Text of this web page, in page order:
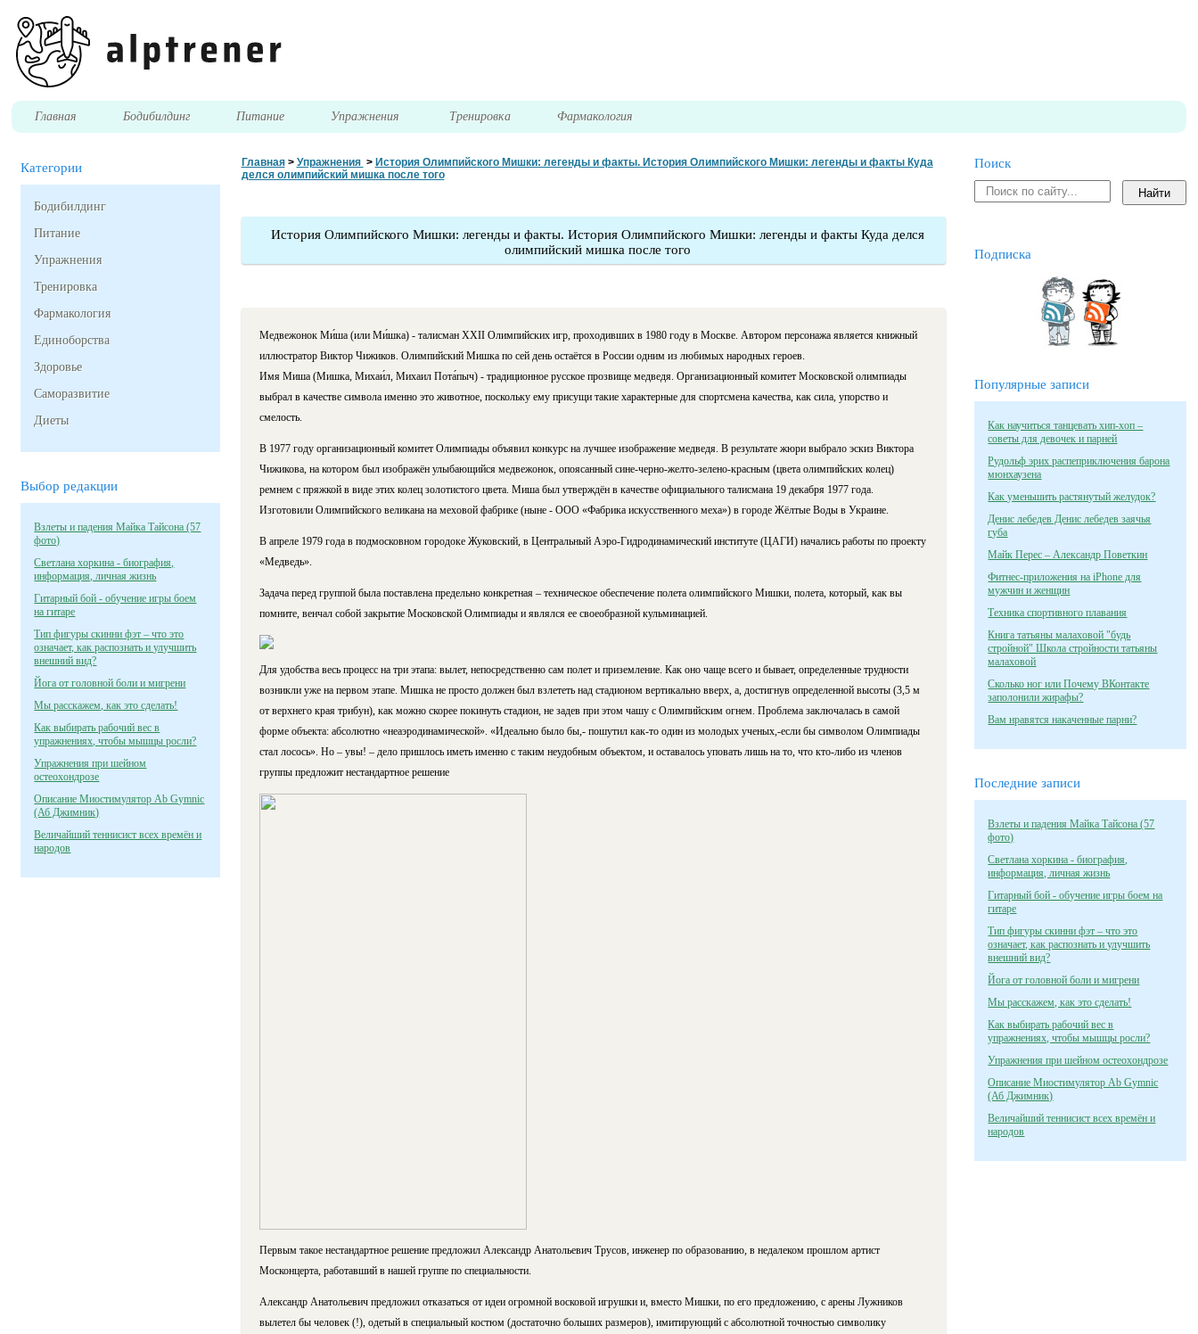
Главная Бодибилдинг Питание Упражнения Тренировка Фармакология
Категории
Бодибилдинг
Питание
Упражнения
Тренировка
Фармакология
Единоборства
Здоровье
Саморазвитие
Диеты
Выбор редакции
Взлеты и падения Майка Тайсона (57
фото)
Светлана хоркина - биография,
информация, личная жизнь
Гитарный бой - обучение игры боем
на гитаре
Тип фигуры скинни фэт – что это
означает, как распознать и улучшить
внешний вид?
Йога от головной боли и мигрени
Мы расскажем, как это сделать!
Как выбирать рабочий вес в
упражнениях, чтобы мышцы росли?
Упражнения при шейном
остеохондрозе
Описание Миостимулятор Ab Gymnic
(Аб Джимник)
Величайший теннисист всех времён и
народов
Главная> Упражнения > История Олимпийского Мишки: легенды и факты. История Олимпийского Мишки: легенды и факты Куда
делся олимпийский мишка после того
История Олимпийского Мишки: легенды и факты. История Олимпийского Мишки: легенды и факты Куда делся
олимпийский мишка после того
Медвежонок Ми́ша (или Ми́шка) - талисман XXII Олимпийских игр, проходивших в 1980 году в Москве. Автором персонажа является книжный
иллюстратор Виктор Чижиков. Олимпийский Мишка по сей день остаётся в России одним из любимых народных героев.
Имя Миша (Мишка, Михаи́л, Михаил Пота́пыч) - традиционное русское прозвище медведя. Организационный комитет Московской олимпиады
выбрал в качестве символа именно это животное, поскольку ему присущи такие характерные для спортсмена качества, как сила, упорство и
смелость.
В 1977 году организационный комитет Олимпиады объявил конкурс на лучшее изображение медведя. В результате жюри выбрало эскиз Виктора
Чижикова, на котором был изображён улыбающийся медвежонок, опоясанный сине-черно-желто-зелено-красным (цвета олимпийских колец)
ремнем с пряжкой в виде этих колец золотистого цвета. Миша был утверждён в качестве официального талисмана 19 декабря 1977 года.
Изготовили Олимпийского великана на меховой фабрике (ныне - ООО «Фабрика искусственного меха») в городе Жёлтые Воды в Украине.
В апреле 1979 года в подмосковном городоке Жуковский, в Центральный Аэро-Гидродинамический институте (ЦАГИ) начались работы по проекту
«Медведь».
Задача перед группой была поставлена предельно конкретная – техническое обеспечение полета олимпийского Мишки, полета, который, как вы
помните, венчал собой закрытие Московской Олимпиады и являлся ее своеобразной кульминацией.
Для удобства весь процесс на три этапа: вылет, непосредственно сам полет и приземление. Как оно чаще всего и бывает, определенные трудности
возникли уже на первом этапе. Мишка не просто должен был взлететь над стадионом вертикально вверх, а, достигнув определенной высоты (3,5 м
от верхнего края трибун), как можно скорее покинуть стадион, не задев при этом чашу с Олимпийским огнем. Проблема заключалась в самой
форме объекта: абсолютно «неаэродинамической». «Идеально было бы,- пошутил как-то один из молодых ученых,-если бы символом Олимпиады
стал лосось». Но – увы! – дело пришлось иметь именно с таким неудобным объектом, и оставалось уповать лишь на то, что кто-либо из членов
группы предложит нестандартное решение
Первым такое нестандартное решение предложил Александр Анатольевич Трусов, инженер по образованию, в недалеком прошлом артист
Москонцерта, работавший в нашей группе по специальности.
Александр Анатольевич предложил отказаться от идеи огромной восковой игрушки и, вместо Мишки, по его предложению, с арены Лужников
вылетел бы человек (!), одетый в специальный костюм (достаточно больших размеров), имитирующий с абсолютной точностью символику
Поиск
Подписка
Популярные записи
Как научиться танцевать хип-хоп –
советы для девочек и парней
Рудольф эрих распеприключения барона
мюнхаузена
Как уменьшить растянутый желудок?
Денис лебедев Денис лебедев заячья
губа
Майк Перес – Александр Поветкин
Фитнес-приложения на iPhone для
мужчин и женщин
Техника спортивного плавания
Книга татьяны малаховой "будь
стройной" Школа стройности татьяны
малаховой
Сколько ног или Почему ВКонтакте
заполонили жирафы?
Вам нравятся накаченные парни?
Последние записи
Взлеты и падения Майка Тайсона (57
фото)
Светлана хоркина - биография,
информация, личная жизнь
Гитарный бой - обучение игры боем на
гитаре
Тип фигуры скинни фэт – что это
означает, как распознать и улучшить
внешний вид?
Йога от головной боли и мигрени
Мы расскажем, как это сделать!
Как выбирать рабочий вес в
упражнениях, чтобы мышцы росли?
Упражнения при шейном остеохондрозе
Описание Миостимулятор Ab Gymnic
(Аб Джимник)
Величайший теннисист всех времён и
народов